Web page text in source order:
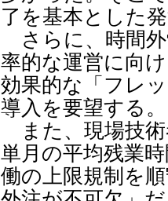
了を基本とした
さらに、時間外
率的な運営に向
効果的な「フレ
導入を要望する。
また、現場技術
単月の平均残業
働の上限規制を